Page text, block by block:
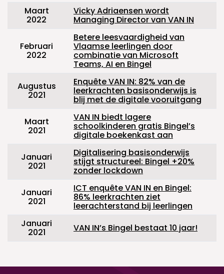
Maart
2022
Vicky Adriaensen wordt
Managing Director van VAN IN
Februari
2022
Betere leesvaardigheid van
Vlaamse leerlingen door
combinatie van Microsoft
Teams, AI en Bingel
Augustus
2021
Enquête VAN IN: 82% van de
leerkrachten basisonderwijs is
blij met de digitale vooruitgang
Maart
2021
VAN IN biedt lagere
schoolkinderen gratis Bingel’s
digitale boekenkast aan
Januari
2021
Digitalisering basisonderwijs
stijgt structureel: Bingel +20%
zonder lockdown
Januari
2021
ICT enquête VAN IN en Bingel:
86% leerkrachten ziet
leerachterstand bij leerlingen
Januari
2021 VAN IN’s Bingel bestaat 10 jaar!